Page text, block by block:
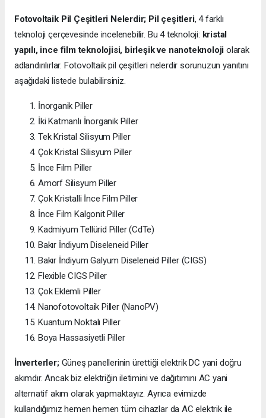
Fotovoltaik Pil Çeşitleri Nelerdir; Pil çeşitleri, 4 farklı
teknoloji çerçevesinde incelenebilir. Bu 4 teknoloji: kristal
yapılı, ince film teknolojisi, birleşik ve nanoteknoloji olarak
adlandırılırlar. Fotovoltaik pil çeşitleri nelerdir sorunuzun yanıtını
aşağıdaki listede bulabilirsiniz.
İnorganik Piller
İki Katmanlı İnorganik Piller
Tek Kristal Silisyum Piller
Çok Kristal Silisyum Piller
İnce Film Piller
Amorf Silisyum Piller
Çok Kristalli İnce Film Piller
İnce Film Kalgonit Piller
Kadmiyum Tellürid Piller (CdTe)
Bakır İndiyum Diseleneid Piller
Bakır İndiyum Galyum Diseleneid Piller (CIGS)
Flexible CIGS Piller
Çok Eklemli Piller
Nanofotovoltaik Piller (NanoPV)
Kuantum Noktalı Piller
Boya Hassasiyetli Piller
İnverterler;Güneş panellerinin ürettiği elektrik DC yani doğru
akımdır. Ancak biz elektriğin iletimini ve dağıtımını AC yani
alternatif akım olarak yapmaktayız. Ayrıca evimizde
kullandığımız hemen hemen tüm cihazlar da AC elektrik ile